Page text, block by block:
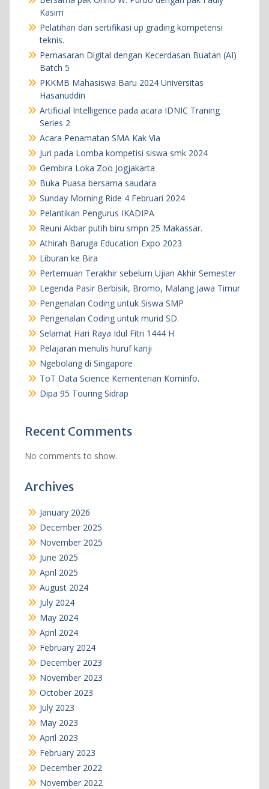
Kasim
Pelatihan dan sertifikasi up grading kompetensi
teknis.
Pemasaran Digital dengan Kecerdasan Buatan (AI)
Batch 5
PKKMB Mahasiswa Baru 2024 Universitas
Hasanuddin
Artificial Intelligence pada acara IDNIC Traning
Series 2
Acara Penamatan SMA Kak Via
Juri pada Lomba kompetisi siswa smk 2024
Gembira Loka Zoo Jogjakarta
Buka Puasa bersama saudara
Sunday Morning Ride 4 Februari 2024
Pelantikan Pengurus IKADIPA
Reuni Akbar putih biru smpn 25 Makassar.
Athirah Baruga Education Expo 2023
Liburan ke Bira
Pertemuan Terakhir sebelum Ujian Akhir Semester
Legenda Pasir Berbisik, Bromo, Malang Jawa Timur
Pengenalan Coding untuk Siswa SMP
Pengenalan Coding untuk murid SD.
Selamat Hari Raya Idul Fitri 1444 H
Pelajaran menulis huruf kanji
Ngebolang di Singapore
ToT Data Science Kementerian Kominfo.
Dipa 95 Touring Sidrap
Recent Comments
No comments to show.
Archives
January 2026
December 2025
November 2025
June 2025
April 2025
August 2024
July 2024
May 2024
April 2024
February 2024
December 2023
November 2023
October 2023
July 2023
May 2023
April 2023
February 2023
December 2022
November 2022